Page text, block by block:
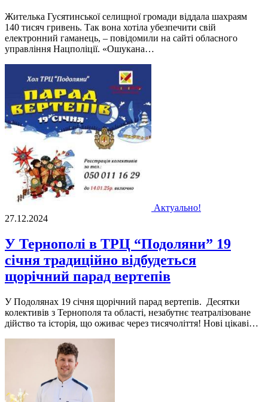
Жителька Гусятинської селищної громади віддала шахраям
140 тисяч гривень. Так вона хотіла убезпечити свій
електронний гаманець, – повідомили на сайті обласного
управління Нацполіції. «Ошукана…
Актуально!
27.12.2024
У Тернополі в ТРЦ “Подоляни” 19
січня традиційно відбудеться
щорічний парад вертепів
У Подолянах 19 січня щорічний парад вертепів. Десятки
колективів з Тернополя та області, незабутнє театралізоване
дійство та історія, що оживає через тисячоліття! Нові цікаві…